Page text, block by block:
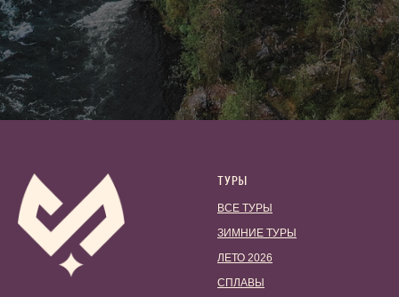
ТУРЫ
ВСЕ ТУРЫ
ЗИМНИЕ ТУРЫ
ЛЕТО 2026
СПЛАВЫ